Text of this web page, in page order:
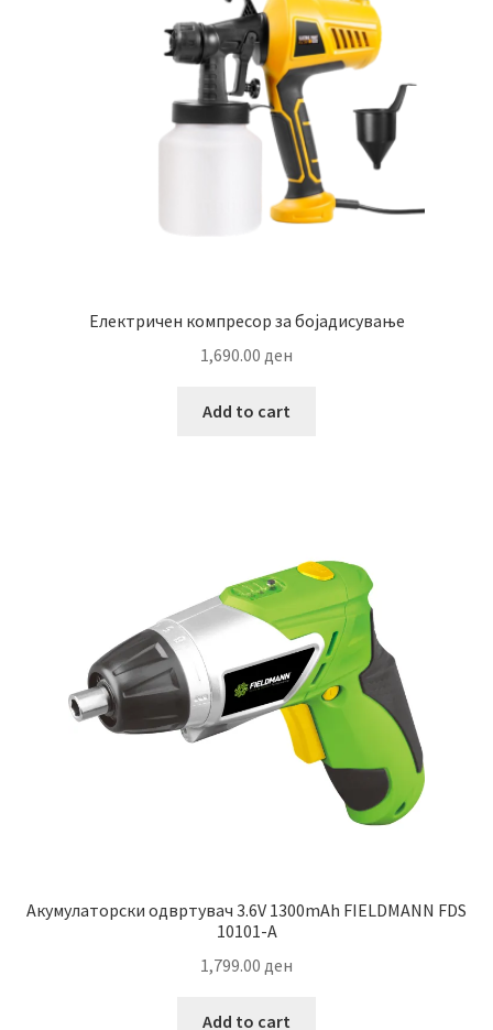
Електричен компресор за бојадисување
1,690.00 ден
Add to cart
Акумулаторски одвртувач 3.6V 1300mAh FIELDMANN FDS
10101-A
1,799.00 ден
Add to cart